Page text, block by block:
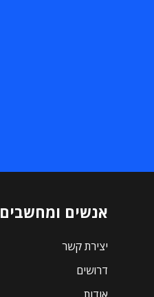
אנשים ומחשבים
יצירת קשר
דרושים